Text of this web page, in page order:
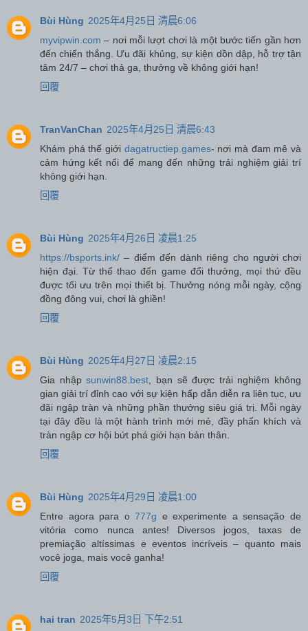
Bùi Hùng 2025年4月25日 清晨6:06
myvipwin.com – nơi mỗi lượt chơi là một bước tiến gần hơn
đến chiến thắng. Ưu đãi khủng, sự kiện dồn dập, hỗ trợ tận
tâm 24/7 – chơi thả ga, thưởng về không giới hạn!
回覆
TranVanChan 2025年4月25日 清晨6:43
Khám phá thế giới dagatructiep.games- nơi mà đam mê và
cảm hứng kết nối để mang đến những trải nghiệm giải trí
không giới hạn.
回覆
Bùi Hùng 2025年4月26日 凌晨1:25
https://bsports.ink/ – điểm đến dành riêng cho người chơi
hiện đại. Từ thể thao đến game đổi thưởng, mọi thứ đều
được tối ưu trên mọi thiết bị. Thưởng nóng mỗi ngày, cộng
đồng đông vui, chơi là ghiền!
回覆
Bùi Hùng 2025年4月27日 凌晨2:15
Gia nhậpsunwin88.best , bạn sẽ được trải nghiệm không
gian giải trí đỉnh cao với sự kiện hấp dẫn diễn ra liên tục, ưu
đãi ngập tràn và những phần thưởng siêu giá trị. Mỗi ngày
tại đây đều là một hành trình mới mẻ, đầy phấn khích và
tràn ngập cơ hội bứt phá giới hạn bản thân.
回覆
Bùi Hùng 2025年4月29日 凌晨1:00
Entre agora para o777g e experimente a sensação de
vitória como nunca antes! Diversos jogos, taxas de
premiação altíssimas e eventos incríveis – quanto mais
você joga, mais você ganha!
回覆
hai tran 2025年5月3日 下午2:51